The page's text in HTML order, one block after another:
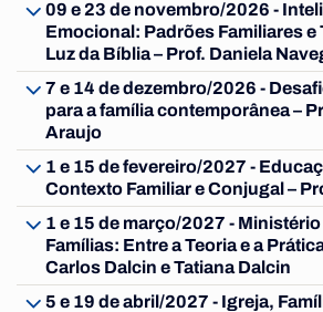
09 e 23 de novembro/2026 -
Emocional: Padrões Familiares
Luz da Bíblia – Prof. Daniela
7 e 14 de dezembro/2026 -
para a família contemporânea –
Araujo
1 e 15 de fevereiro/2027 -
Contexto Familiar e Conjugal –
1 e 15 de março/2027 -
Famílias: Entre a Teoria e a
Carlos Dalcin e Tatiana Dalcin
5 e 19 de abril/2027 - Igreja,